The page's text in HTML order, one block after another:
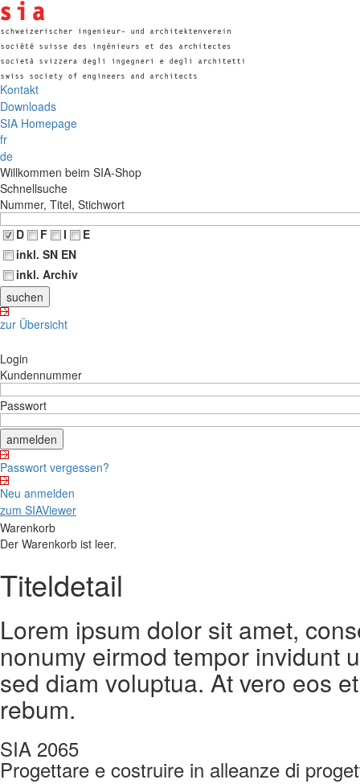
Kontakt
Downloads
SIA Homepage
fr
de
Willkommen beim SIA-Shop
Schnellsuche
Nummer, Titel, Stichwort
D
F I
E
inkl. SN EN
inkl. Archiv
zur Übersicht
Login
Kundennummer
Passwort
Passwort vergessen?
Neu anmelden
zum SIAViewer
Warenkorb
Der Warenkorb ist leer.
Titeldetail
Lorem ipsum dolor sit amet,
nonumy eirmod tempor invidunt
sed diam voluptua. At vero eos
rebum.
SIA 2065
Progettare e costruire in alleanze di